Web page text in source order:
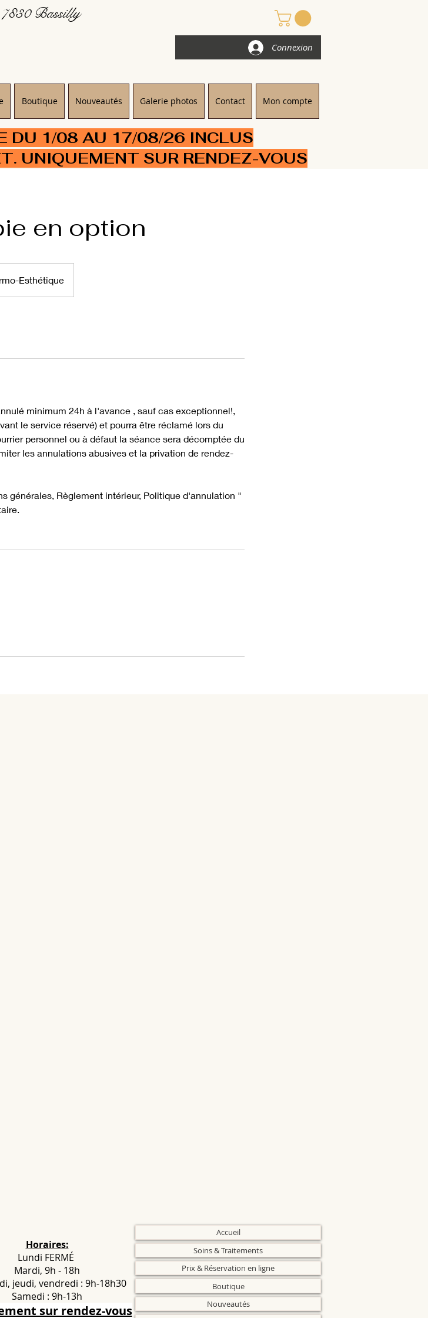
Bassilly
Connexion
Boutique Nouveautés Galerie photos Contact Mon compte
DU 1/08 AU 17/08/26 INCLUS
UNIQUEMENT SUR RENDEZ-VOUS
en option
Esthétique
minimum 24h à l'avance , sauf cas exceptionnel!,
le service réservé) et pourra être réclamé lors du
personnel ou à défaut la séance sera décomptée du
les annulations abusives et la privation de rendez-
générales, Règlement intérieur, Politique d'annulation "
Horaires:
Lundi FERMÉ
Mardi, 9h - 18h
jeudi, vendredi : 9h-18h30
Samedi : 9h-13h
sur rendez-vous
Accueil
Soins & Traitements
Prix & Réservation en ligne
Boutique
Nouveautés